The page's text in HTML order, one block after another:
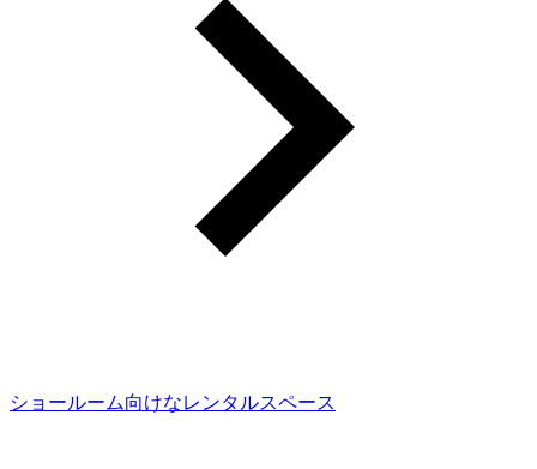
ショールーム向けなレンタルスペース